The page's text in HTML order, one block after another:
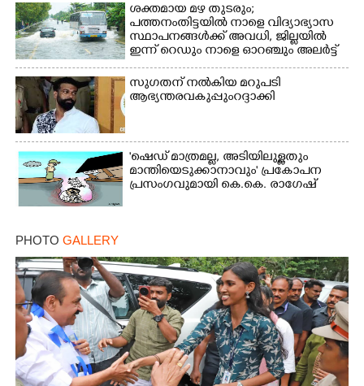
ശക്തമായ മഴ തുടരും;
പത്തനംതിട്ടയിൽ നാളെ വിദ്യാഭ്യാസ
സ്ഥാപനങ്ങൾക്ക് അവധി,​ ജില്ലയിൽ
ഇന്ന് റെ‌ഡും നാളെ ഓറഞ്ചും അലർട്ട്
സുഗതന് നൽകിയ മറുപടി
ആഭ്യന്തരവകുപ്പും റദ്ദാക്കി
'ഷെഡ് മാത്രമല്ല, അടിയിലുള്ളതും
മാന്തിയെടുക്കാനാവും' പ്രകോപന
പ്രസംഗവുമായി കെ.കെ. രാഗേഷ്
PHOTO GALLERY